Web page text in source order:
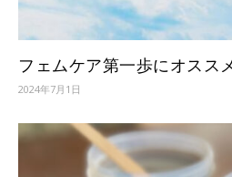
フェムケア第一歩にオスス
2024年7月1日